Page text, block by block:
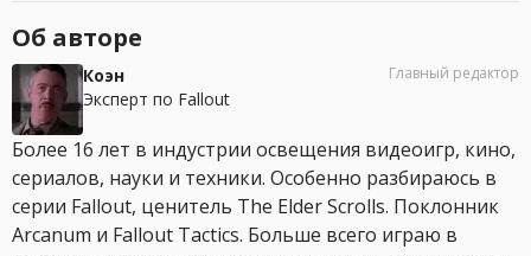
Об авторе
Коэн
Эксперт по Fallout
Главный редактор
Более 16 лет в индустрии освещения видеоигр, кино,
сериалов, науки и техники. Особенно разбираюсь в
серии Fallout, ценитель The Elder Scrolls. Поклонник
Arcanum и Fallout Tactics. Больше всего играю в